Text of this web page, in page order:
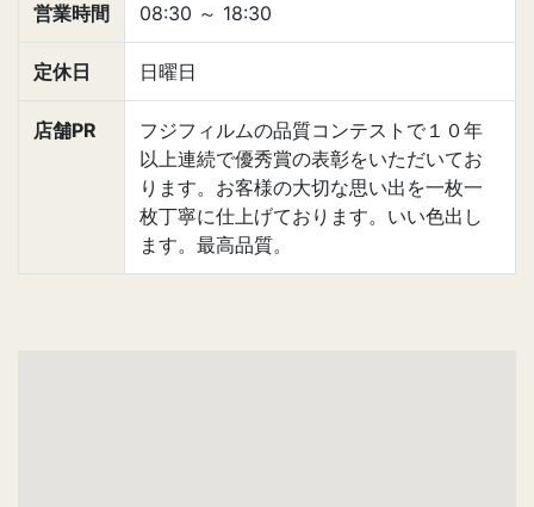
営業時間 08:30 ～ 18:30
定休日 日曜日
店舗PR
フジフィルムの品質コンテストで１０年
以上連続で優秀賞の表彰をいただいてお
ります。お客様の大切な思い出を一枚一
枚丁寧に仕上げております。いい色出し
ます。最高品質。